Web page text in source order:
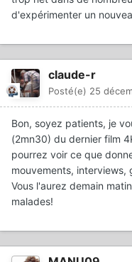
d'expérimenter un
claude-r
Posté(e) 25
Bon, soyez patients, je
(2mn30) du dernier film
pourrez voir ce que
mouvements, interviews,
Vous l'aurez demain
malades!